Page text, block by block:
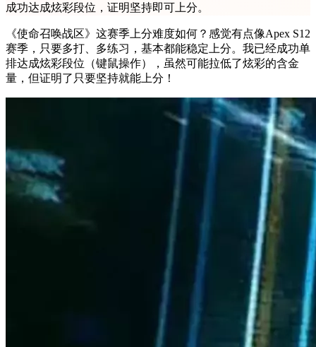
成功达成炫彩段位，证明坚持即可上分。
《使命召唤战区》这赛季上分难度如何？感觉有点像Apex S12
赛季，只要多打、多练习，基本都能稳定上分。我已经成功单
排达成炫彩段位（键鼠操作），虽然可能拉低了炫彩的含金
量，但证明了只要坚持就能上分！